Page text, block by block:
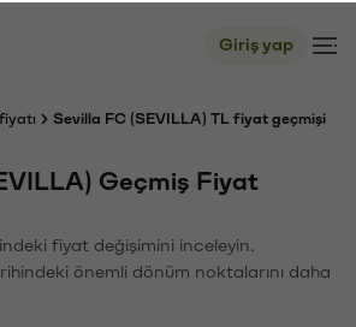
Giriş yap
Sevilla FC (SEVILLA) TL fiyat geçmişi
Geçmiş Fiyat
fiyat değişimini inceleyin.
önemli dönüm noktalarını daha